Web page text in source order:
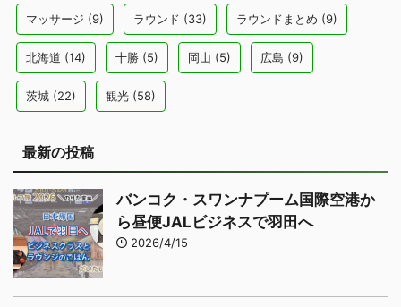
マッサージ (9) ラウンド (33) ラウンドまとめ (9)
北海道 (14) 十勝 (5) 岡山 (5) 広島 (9)
茨城 (22) 観光 (58)
最新の投稿
バンコク・スワンナプーム国際空港か
ら昼便JALビジネスで羽田へ
2026/4/15